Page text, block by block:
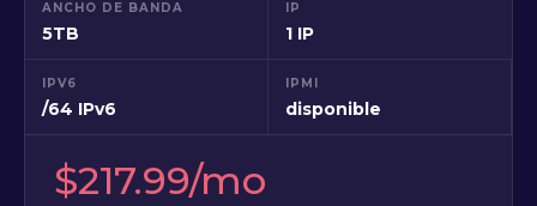
ANCHO DE BANDA
5TB
IP
1 IP
IPV6
/64 IPv6
IPMI
disponible
$217.99/mo